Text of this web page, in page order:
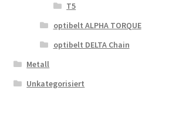
T5
optibelt ALPHA TORQUE
optibelt DELTA Chain
Metall
Unkategorisiert